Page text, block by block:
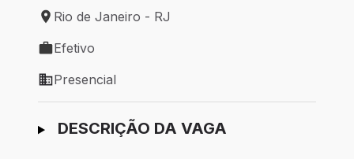
Local de trabalho: Rio de Janeiro - RJ
Rio de Janeiro - RJ
Tipo de vaga: Efetivo
Efetivo
Modelo de trabalho: Presencial
Presencial
Ir para candidatura
DESCRIÇÃO DA VAGA